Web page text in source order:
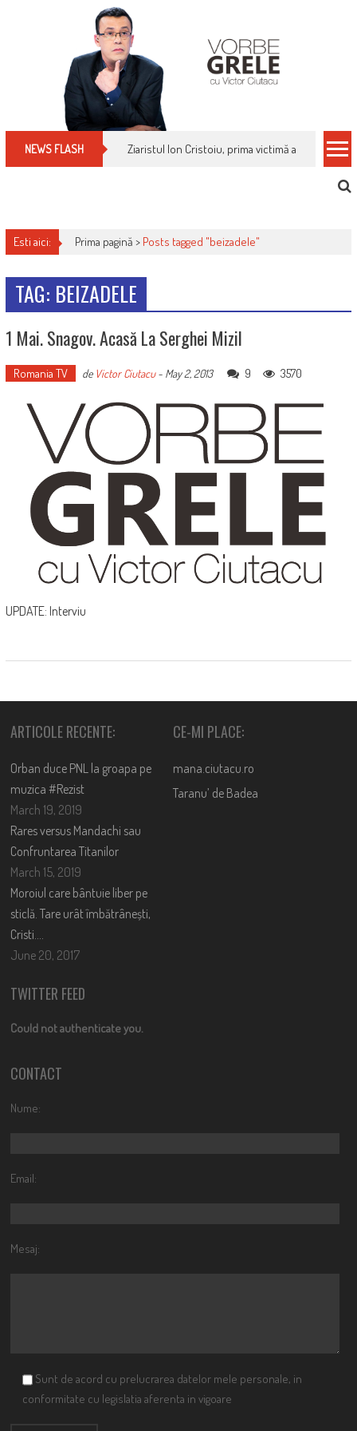
NEWS FLASH Ziaristul Ion Cristoiu, prima victimă a noi
Esti aici: Prima pagină > Posts tagged "beizadele"
TAG: BEIZADELE
1 Mai. Snagov. Acasă La Serghei Mizil
Romania TV de Victor Ciutacu- May 2, 2013 9 3570
UPDATE: Interviu
ARTICOLE RECENTE:
Orban duce PNL la groapa pe
muzica #Rezist
March 19, 2019
Rares versus Mandachi sau
Confruntarea Titanilor
March 15, 2019
Moroiul care bântuie liber pe
sticlă. Tare urât îmbătrânești,
Cristi….
June 20, 2017
CE-MI PLACE:
mana.ciutacu.ro
Taranu’ de Badea
TWITTER FEED
Could not authenticate you.
CONTACT
Nume:
Email:
Mesaj:
Sunt de acord cu prelucrarea datelor mele personale, in
conformitate cu legislatia aferenta in vigoare